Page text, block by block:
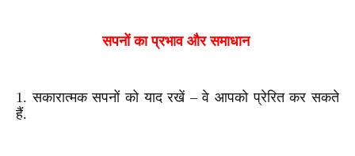
सपनों का प्रभाव और समाधान
1. सकारात्मक सपनों को याद रखें – वे आपको प्रेरित कर सकते
हैं.